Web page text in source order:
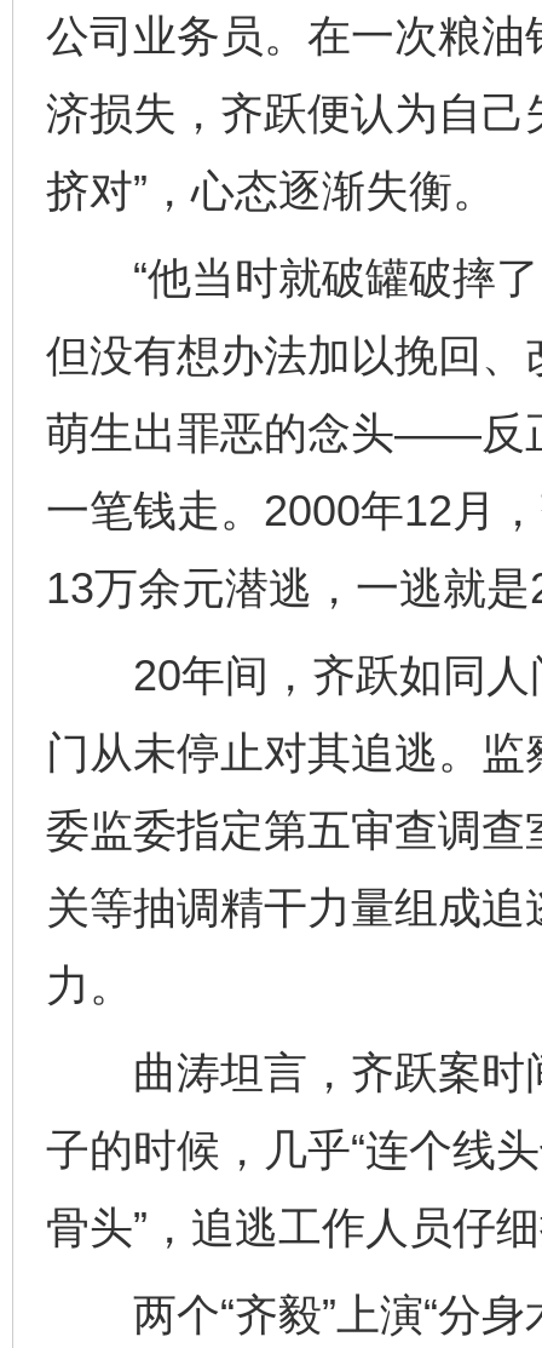
公司业务员。在一次粮
济损失，齐跃便认为自己
挤对”，心态逐渐失衡。
“他当时就破罐破摔了
但没有想办法加以挽回
萌生出罪恶的念头——反
一笔钱走。2000年12月
13万余元潜逃，一逃就
20年间，齐跃如同人
门从未停止对其追逃。
委监委指定第五审查调
关等抽调精干力量组成
力。
曲涛坦言，齐跃案时
子的时候，几乎“连个线
骨头”，追逃工作人员仔
两个“齐毅”上演“分身